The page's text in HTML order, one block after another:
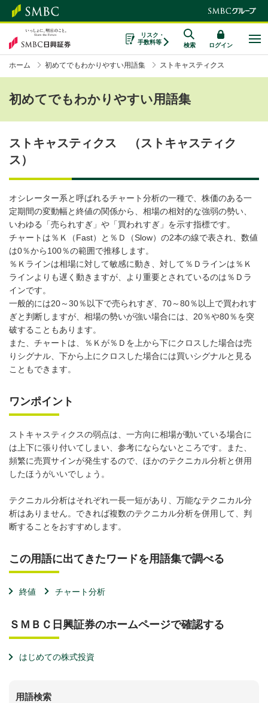
リスク・
手数料等
検索 ログイン
ホーム 初めてでもわかりやすい用語集 ストキャスティクス
初めてでもわかりやすい用語集
ストキャスティクス （ストキャスティク
ス）
オシレーター系と呼ばれるチャート分析の一種で、株価のある一
定期間の変動幅と終値の関係から、相場の相対的な強弱の勢い、
いわゆる「売られすぎ」や「買われすぎ」を示す指標です。
チャートは％Ｋ（Fast）と％Ｄ（Slow）の2本の線で表され、数値
は0％から100％の範囲で推移します。
％Ｋラインは相場に対して敏感に動き、対して％Ｄラインは％Ｋ
ラインよりも遅く動きますが、より重要とされているのは％Ｄラ
インです。
一般的には20～30％以下で売られすぎ、70～80％以上で買われす
ぎと判断しますが、相場の勢いが強い場合には、20％や80％を突
破することもあります。
また、チャートは、％Ｋが％Ｄを上から下にクロスした場合は売
りシグナル、下から上にクロスした場合には買いシグナルと見る
こともできます。
ワンポイント
ストキャスティクスの弱点は、一方向に相場が動いている場合に
は上下に張り付いてしまい、参考にならないところです。また、
頻繁に売買サインが発生するので、ほかのテクニカル分析と併用
したほうがいいでしょう。
テクニカル分析はそれぞれ一長一短があり、万能なテクニカル分
析はありません。できれば複数のテクニカル分析を併用して、判
断することをおすすめします。
この用語に出てきたワードを用語集で調べる
終値 チャート分析
ＳＭＢＣ日興証券のホームページで確認する
はじめての株式投資
用語検索